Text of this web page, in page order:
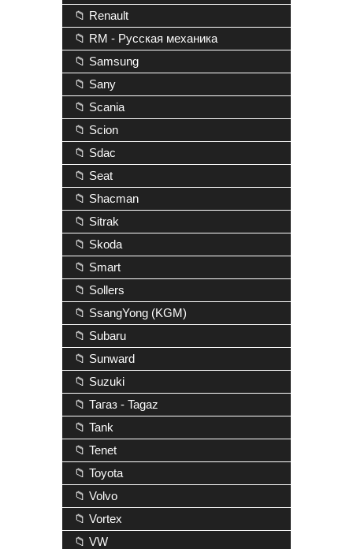
📁 Renault
📁 RM - Русская механика
📁 Samsung
📁 Sany
📁 Scania
📁 Scion
📁 Sdac
📁 Seat
📁 Shacman
📁 Sitrak
📁 Skoda
📁 Smart
📁 Sollers
📁 SsangYong (KGM)
📁 Subaru
📁 Sunward
📁 Suzuki
📁 Тагаз - Tagaz
📁 Tank
📁 Tenet
📁 Toyota
📁 Volvo
📁 Vortex
📁 VW